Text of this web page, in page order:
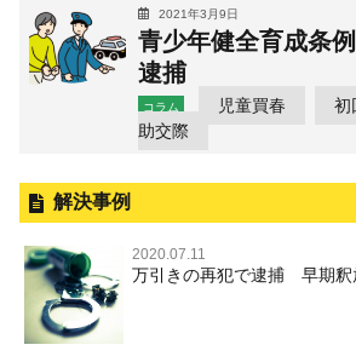
2021年3月9日
青少年健全育成条
逮捕
コラム 児童買春 初
助交際
解決事例
2020.07.11
万引きの再犯で逮捕 早期釈